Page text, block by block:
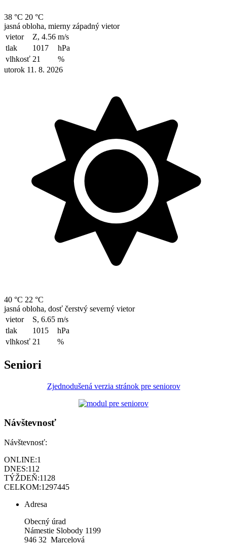
38 °C 20 °C
jasná obloha, mierny západný vietor
vietor
Z, 4.56 m/s
tlak
1017
hPa
vlhkosť 21
%
utorok 11. 8. 2026
40 °C 22 °C
jasná obloha, dosť čerstvý severný vietor
vietor
S, 6.65 m/s
tlak
1015
hPa
vlhkosť 21 %
Seniori
Zjednodušená verzia stránok pre seniorov
Návštevnosť
Návštevnosť:
ONLINE:1
DNES:112
TÝŽDEŇ:1128
CELKOM:1297445
Adresa
Obecný úrad
Námestie Slobody 1199
946 32 Marcelová